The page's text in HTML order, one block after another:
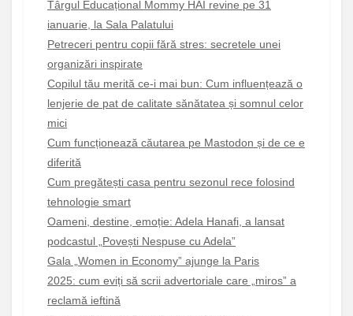
Târgul Educațional Mommy HAI revine pe 31
ianuarie, la Sala Palatului
Petreceri pentru copii fără stres: secretele unei
organizări inspirate
Copilul tău merită ce-i mai bun: Cum influențează o
lenjerie de pat de calitate sănătatea și somnul celor
mici
Cum funcționează căutarea pe Mastodon și de ce e
diferită
Cum pregătești casa pentru sezonul rece folosind
tehnologie smart
Oameni, destine, emoție: Adela Hanafi, a lansat
podcastul „Povești Nespuse cu Adela”
Gala „Women in Economy” ajunge la Paris
2025: cum eviți să scrii advertoriale care „miros” a
reclamă ieftină